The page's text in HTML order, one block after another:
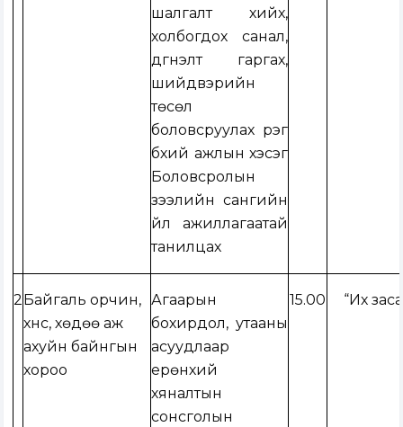
шалгалт хийх,
холбогдох санал,
дүгнэлт гаргах,
шийдвэрийн
төсөл
боловсруулах үүрэг
бүхий ажлын хэсэг
Боловсролын
зээлийн сангийн
үйл ажиллагаатай
танилцах
2 Байгаль орчин,
хүнс, хөдөө аж
ахуйн байнгын
хороо
Агаарын
бохирдол, утааны
асуудлаар
ерөнхий
хяналтын
сонсголын
15.00 “Их